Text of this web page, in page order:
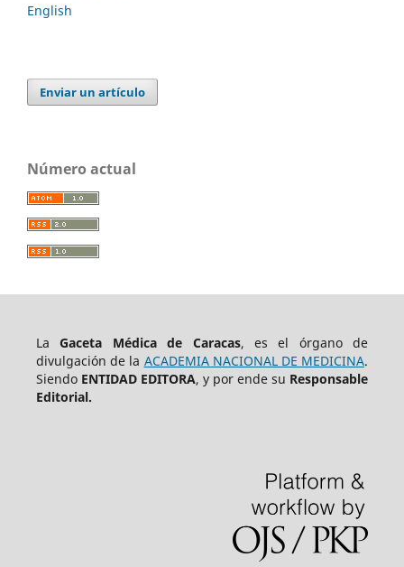
English
Enviar un artículo
Número actual
LaGaceta Médica de Caracas, es el órgano de
divulgación de la ACADEMIA NACIONAL DE MEDICINA.
Siendo ENTIDAD EDITORA, y por ende su Responsable
Editorial.